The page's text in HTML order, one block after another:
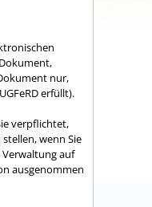
nur,
erfüllt).
verpflichtet,
wenn Sie
auf
ausgenommen